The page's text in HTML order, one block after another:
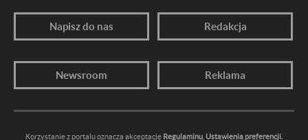
Napisz do nas Redakcja
Newsroom Reklama
Korzystanie z portalu oznacza akceptację Regulaminu Ustawienia preferencji.